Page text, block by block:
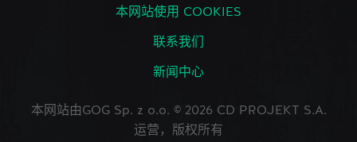
本网站使用 COOKIES
联系我们
新闻中心
本网站由GOG Sp. z o.o. © 2026 CD PROJEKT S.A.
运营，版权所有